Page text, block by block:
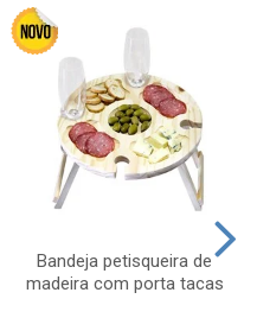
Bandeja petisqueira de
madeira com porta tacas